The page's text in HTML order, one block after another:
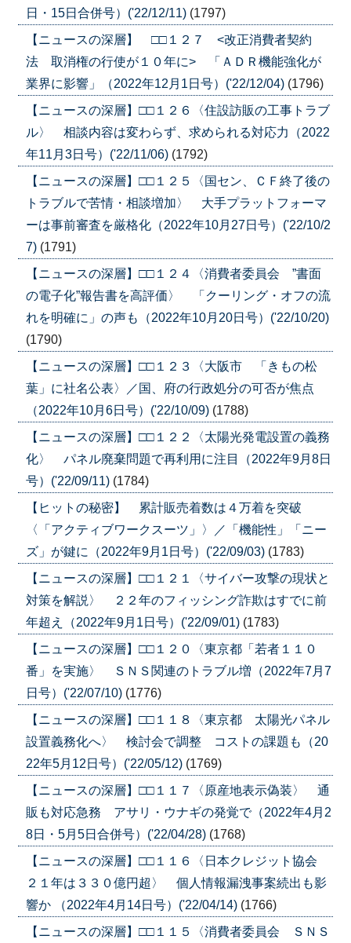
日・15日合併号）('22/12/11) (1797)
【ニュースの深層】 □□１２７ <改正消費者契約
法 取消権の行使が１０年に> 「ＡＤＲ機能強化が
業界に影響」（2022年12月1日号）('22/12/04) (1796)
【ニュースの深層】□□１２６〈住設訪販の工事トラブ
ル〉 相談内容は変わらず、求められる対応力（2022
年11月3日号）('22/11/06) (1792)
【ニュースの深層】□□１２５〈国セン、ＣＦ終了後の
トラブルで苦情・相談増加〉 大手プラットフォーマ
ーは事前審査を厳格化（2022年10月27日号）('22/10/2
7) (1791)
【ニュースの深層】□□１２４〈消費者委員会 ”書面
の電子化”報告書を高評価〉 「クーリング・オフの流
れを明確に」の声も（2022年10月20日号）('22/10/20)
(1790)
【ニュースの深層】□□１２３〈大阪市 「きもの松
葉」に社名公表〉／国、府の行政処分の可否が焦点
（2022年10月6日号）('22/10/09) (1788)
【ニュースの深層】□□１２２〈太陽光発電設置の義務
化〉 パネル廃棄問題で再利用に注目（2022年9月8日
号）('22/09/11) (1784)
【ヒットの秘密】 累計販売着数は４万着を突破
〈「アクティブワークスーツ」〉／「機能性」「ニー
ズ」が鍵に（2022年9月1日号）('22/09/03) (1783)
【ニュースの深層】□□１２１〈サイバー攻撃の現状と
対策を解説〉 ２２年のフィッシング詐欺はすでに前
年超え（2022年9月1日号）('22/09/01) (1783)
【ニュースの深層】□□１２０〈東京都「若者１１０
番」を実施〉 ＳＮＳ関連のトラブル増（2022年7月7
日号）('22/07/10) (1776)
【ニュースの深層】□□１１８〈東京都 太陽光パネル
設置義務化へ〉 検討会で調整 コストの課題も（20
22年5月12日号）('22/05/12) (1769)
【ニュースの深層】□□１１７〈原産地表示偽装〉 通
販も対応急務 アサリ・ウナギの発覚で（2022年4月2
8日・5月5日合併号）('22/04/28) (1768)
【ニュースの深層】□□１１６〈日本クレジット協会
２１年は３３０億円超〉 個人情報漏洩事案続出も影
響か （2022年4月14日号）('22/04/14) (1766)
【ニュースの深層】□□１１５〈消費者委員会 ＳＮＳ